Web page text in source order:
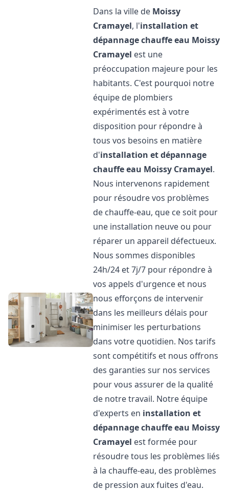
Dans la ville de Moissy
Cramayel, l'installation et
dépannage chauffe eau Moissy
Cramayel est une
préoccupation majeure pour les
habitants. C'est pourquoi notre
équipe de plombiers
expérimentés est à votre
disposition pour répondre à
tous vos besoins en matière
d'installation et dépannage
chauffe eau Moissy Cramayel.
Nous intervenons rapidement
pour résoudre vos problèmes
de chauffe-eau, que ce soit pour
une installation neuve ou pour
réparer un appareil défectueux.
Nous sommes disponibles
24h/24 et 7j/7 pour répondre à
vos appels d'urgence et nous
nous efforçons de intervenir
dans les meilleurs délais pour
minimiser les perturbations
dans votre quotidien. Nos tarifs
sont compétitifs et nous offrons
des garanties sur nos services
pour vous assurer de la qualité
de notre travail. Notre équipe
d'experts en installation et
dépannage chauffe eau Moissy
Cramayel est formée pour
résoudre tous les problèmes liés
à la chauffe-eau, des problèmes
de pression aux fuites d'eau.